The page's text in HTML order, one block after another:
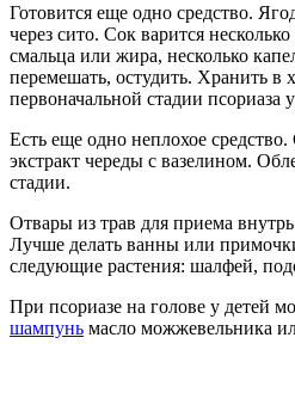
Готовится еще одно средство.
через сито. Сок варится
смальца или жира, несколько
перемешать, остудить. Хранить в
первоначальной стадии псориаза
Есть еще одно неплохое
экстракт череды с вазелином.
стадии.
Отвары из трав для приема
Лучше делать ванны или
следующие растения: шалфей,
При псориазе на голове у детей
шампунь масло можжевельника